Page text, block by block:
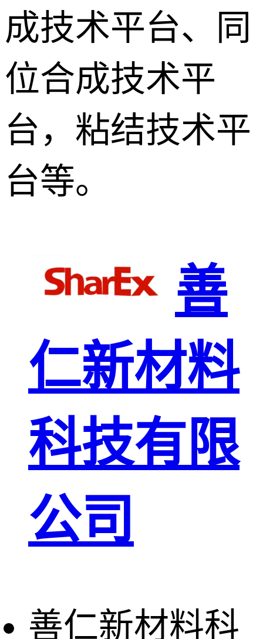
成技术平台、同
位合成技术平
台，粘结技术平
台等。
善
仁新材料
科技有限
公司
善仁新材料科